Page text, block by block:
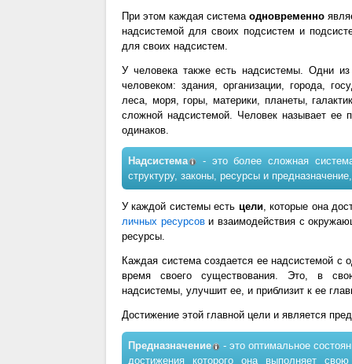
При этом каждая система одновременно
надсистемой для своих подсистем и
для своих надсистем.
У человека также есть надсистемы. Одни
человеком: здания, организации, города,
леса, моря, горы, материки, планеты,
сложной надсистемой. Человек называет
одинаков.
Надсистема
- это более сложная
структуру, законы, ресурсы и
У каждой системы есть цели, которые она
личных ресурсови взаимодействия с
ресурсы.
Каждая система создается ее надсистемой с
время своего существования. Это, в
надсистемы, улучшит ее, и приблизит к ее
Достижение этой главной цели и является
Предназначение
- это оптимальное
достижения которого она выполняет